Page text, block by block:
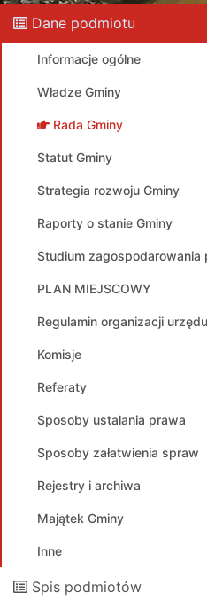
Dane podmiotu
Informacje ogólne
Władze Gminy
Rada Gminy
Statut Gminy
Strategia rozwoju Gminy
Raporty o stanie Gminy
Studium zagospodarowania
PLAN MIEJSCOWY
Regulamin organizacji urzędu
Komisje
Referaty
Sposoby ustalania prawa
Sposoby załatwienia spraw
Rejestry i archiwa
Majątek Gminy
Inne
Spis podmiotów